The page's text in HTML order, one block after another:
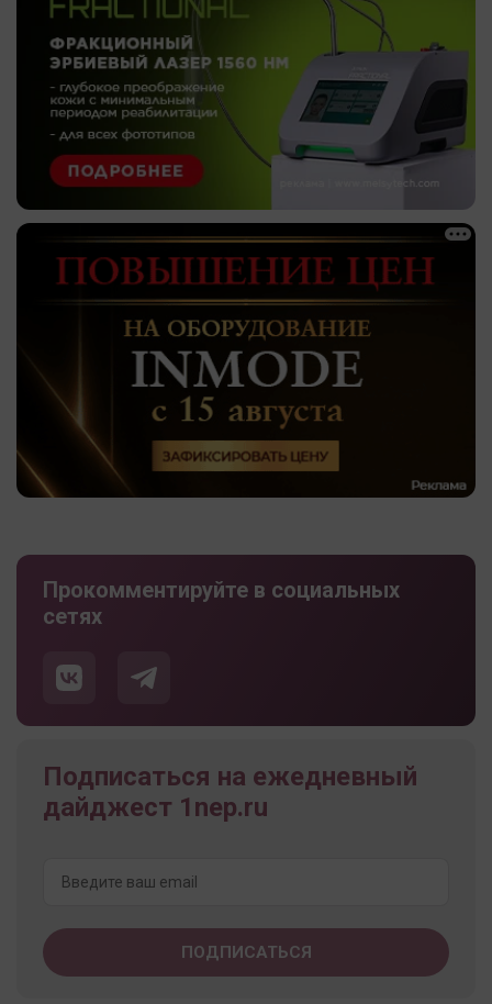
Прокомментируйте в социальных
сетях
Подписаться на ежедневный
дайджест 1nep.ru